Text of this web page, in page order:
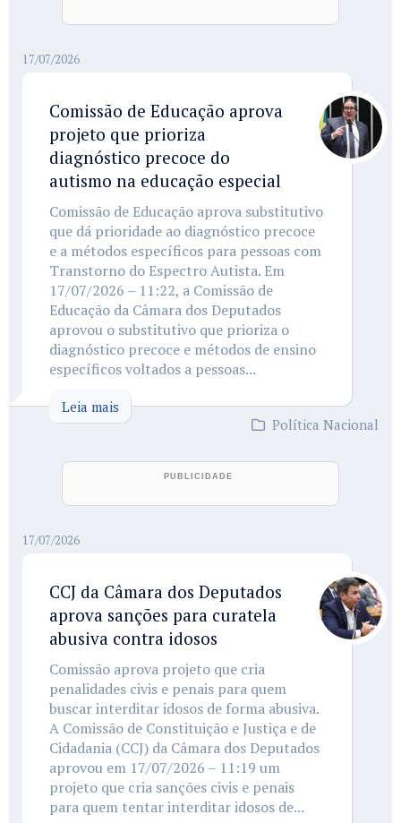
17/07/2026
Comissão de Educação aprova
projeto que prioriza
diagnóstico precoce do
autismo na educação especial
Comissão de Educação aprova substitutivo
que dá prioridade ao diagnóstico precoce
e a métodos específicos para pessoas com
Transtorno do Espectro Autista. Em
17/07/2026 – 11:22, a Comissão de
Educação da Câmara dos Deputados
aprovou o substitutivo que prioriza o
diagnóstico precoce e métodos de ensino
específicos voltados a pessoas...
Leia mais
Política Nacional
17/07/2026
CCJ da Câmara dos Deputados
aprova sanções para curatela
abusiva contra idosos
Comissão aprova projeto que cria
penalidades civis e penais para quem
buscar interditar idosos de forma abusiva.
A Comissão de Constituição e Justiça e de
Cidadania (CCJ) da Câmara dos Deputados
aprovou em 17/07/2026 – 11:19 um
projeto que cria sanções civis e penais
para quem tentar interditar idosos de...